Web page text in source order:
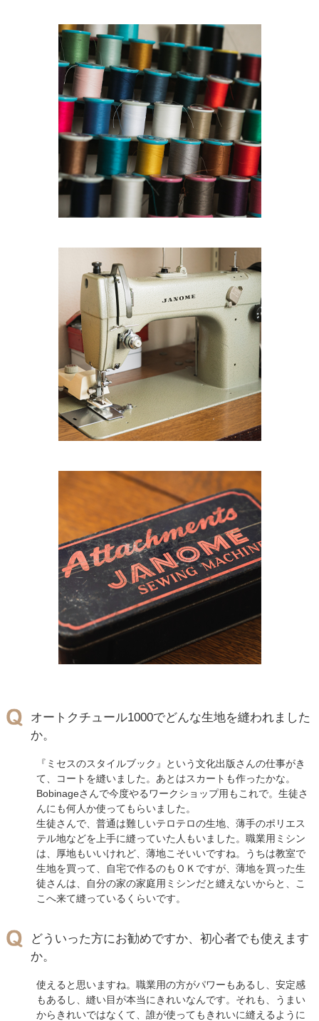
オートクチュール1000でどんな生地を縫われました
か。
『ミセスのスタイルブック』という文化出版さんの仕事がき
て、コートを縫いました。あとはスカートも作ったかな。
Bobinageさんで今度やるワークショップ用もこれで。生徒さ
んにも何人か使ってもらいました。
生徒さんで、普通は難しいテロテロの生地、薄手のポリエス
テル地などを上手に縫っていた人もいました。職業用ミシン
は、厚地もいいけれど、薄地こそいいですね。うちは教室で
生地を買って、自宅で作るのもＯＫですが、薄地を買った生
徒さんは、自分の家の家庭用ミシンだと縫えないからと、こ
こへ来て縫っているくらいです。
どういった方にお勧めですか、初心者でも使えます
か。
使えると思いますね。職業用の方がパワーもあるし、安定感
もあるし、縫い目が本当にきれいなんです。それも、うまい
からきれいではなくて、誰が使ってもきれいに縫えるように